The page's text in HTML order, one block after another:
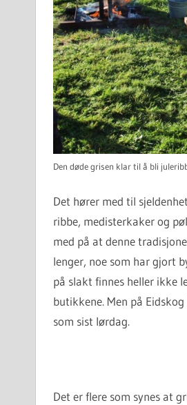
Den døde grisen klar til å bli
Det hører med til
ribbe, medisterkaker og
med på at denne
lenger, noe som har gjort
på slakt finnes heller ikke
butikkene. Men på
som sist lørdag.
Det er flere som synes at